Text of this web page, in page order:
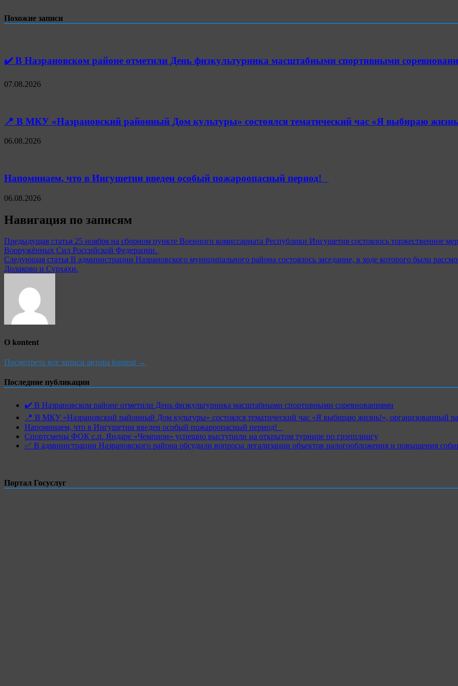
Похожие записи
✔️ В Назрановском районе отметили День физкультурника масштабными спортивными
07.08.2026
📍 В МКУ «Назрановский районный Дом культуры» состоялся тематический час «Я выбираю
06.08.2026
Напоминаем, что в Ингушетии введен особый пожароопасный период!⁣⁣⠀
06.08.2026
Навигация по записям
Предыдущая статья 25 ноября на сборном пункте Военного комиссариата Республики Ингушетия состоялось торжественное
Вооружённых Сил Российской Федерации.
Следующая статья В администрации Назрановского муниципального района состоялось заседание, в ходе которого были
Долаково и Сурхахи.
О kontent
Посмотреть все записи автора kontent →
Последние публикации
✔️ В Назрановском районе отметили День физкультурника масштабными спортивными соревнованиями
📍 В МКУ «Назрановский районный Дом культуры» состоялся тематический час «Я выбираю жизнь!», организованный
Напоминаем, что в Ингушетии введен особый пожароопасный период!⁣⁣⠀
Спортсмены ФОК с.п. Яндаре «Чемпион» успешно выступили на открытом турнире по грэпплингу
✅ В администрации Назрановского района обсудили вопросы легализации объектов налогообложения и повышения
Портал Госуслуг